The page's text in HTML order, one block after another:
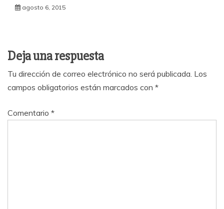
agosto 6, 2015
Deja una respuesta
Tu dirección de correo electrónico no será publicada. Los
campos obligatorios están marcados con *
Comentario *